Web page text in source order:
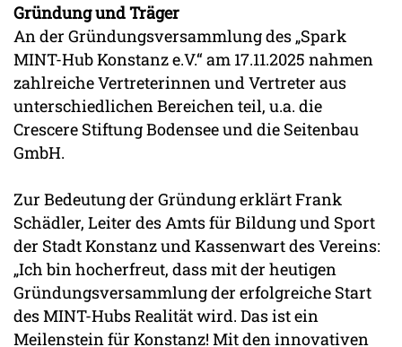
Gründung und Träger
An der Gründungsversammlung des „Spark
MINT-Hub Konstanz e.V.“ am 17.11.2025 nahmen
zahlreiche Vertreterinnen und Vertreter aus
unterschiedlichen Bereichen teil, u.a. die
Crescere Stiftung Bodensee und die Seitenbau
GmbH.
Zur Bedeutung der Gründung erklärt Frank
Schädler, Leiter des Amts für Bildung und Sport
der Stadt Konstanz und Kassenwart des Vereins:
„Ich bin hocherfreut, dass mit der heutigen
Gründungsversammlung der erfolgreiche Start
des MINT-Hubs Realität wird. Das ist ein
Meilenstein für Konstanz! Mit den innovativen